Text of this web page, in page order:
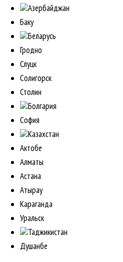
Азербайджан
Баку
Беларусь
Гродно
Слуцк
Солигорск
Столин
Болгария
София
Казахстан
Актобе
Алматы
Астана
Атырау
Караганда
Уральск
Таджикистан
Душанбе